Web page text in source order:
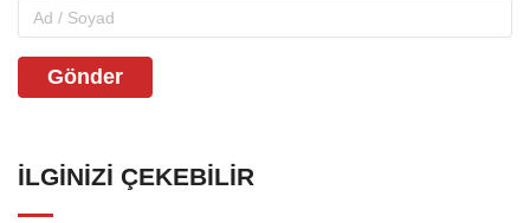
Gönder
İLGINIZI ÇEKEBILIR